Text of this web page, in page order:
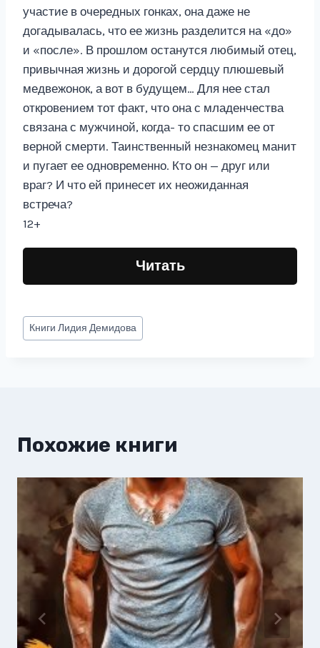
участие в очередных гонках, она даже не
догадывалась, что ее жизнь разделится на «до»
и «после». В прошлом останутся любимый отец,
привычная жизнь и дорогой сердцу плюшевый
медвежонок, а вот в будущем… Для нее стал
откровением тот факт, что она с младенчества
связана с мужчиной, когда- то спасшим ее от
верной смерти. Таинственный незнакомец манит
и пугает ее одновременно. Кто он — друг или
враг? И что ей принесет их неожиданная
встреча?
12+
Читать
Метки
записи:
КнигиЛидия Демидова
Похожие книги